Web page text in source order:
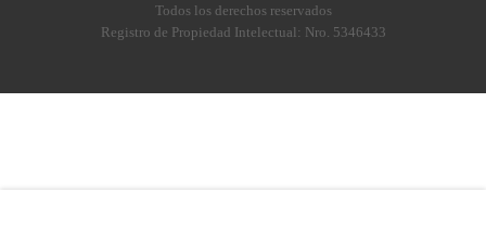
Todos los derechos reservados
Registro de Propiedad Intelectual: Nro. 5346433